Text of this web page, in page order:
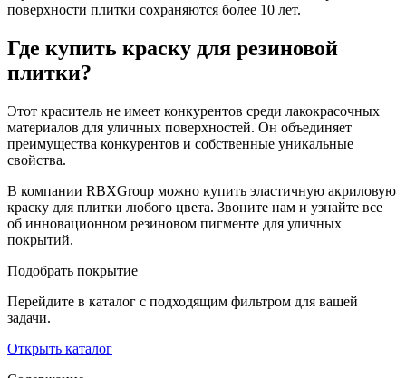
поверхности плитки сохраняются более 10 лет.
Где купить краску для резиновой
плитки?
Этот краситель не имеет конкурентов среди лакокрасочных
материалов для уличных поверхностей. Он объединяет
преимущества конкурентов и собственные уникальные
свойства.
В компании RBXGroup можно купить эластичную акриловую
краску для плитки любого цвета. Звоните нам и узнайте все
об инновационном резиновом пигменте для уличных
покрытий.
Подобрать покрытие
Перейдите в каталог с подходящим фильтром для вашей
задачи.
Открыть каталог